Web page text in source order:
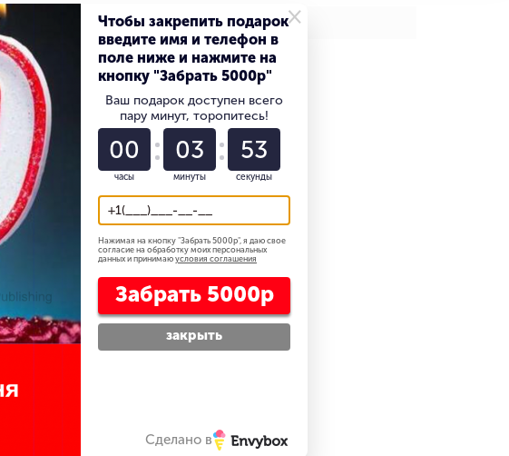
6,069 ₽ 8,092 ₽
Ваша выгода: 2,023 ₽
В наличии
- + Купить
Купить в один клик
ЗАКАЗАТЬ БЕСПЛАТНЫЙ ЗАМЕР
ЗАКАЗАТЬ КОНСУЛЬТАЦИЮ ПО ТОВАРУ
РЕАЛЬНЫЕ ОТЗЫВЫ О НАС
×
Чтобы закрепить подарок
введите имя и телефон в
поле ниже и нажмите на
кнопку "Забрать 5000р"
Ваш подарок доступен всего
пару минут, торопитесь!
00
часы
03
минуты
52
секунды
Нажимая на кнопку "Забрать 5000р", я даю свое
согласие на обработку моих персональных
данных и принимаю условия соглашения
Забрать 5000р
закрыть
Сделано в